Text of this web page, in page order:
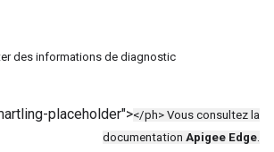
des informations de diagnostic
placeholder"></ph> Vous consultez la
documentation Apigee Edge.